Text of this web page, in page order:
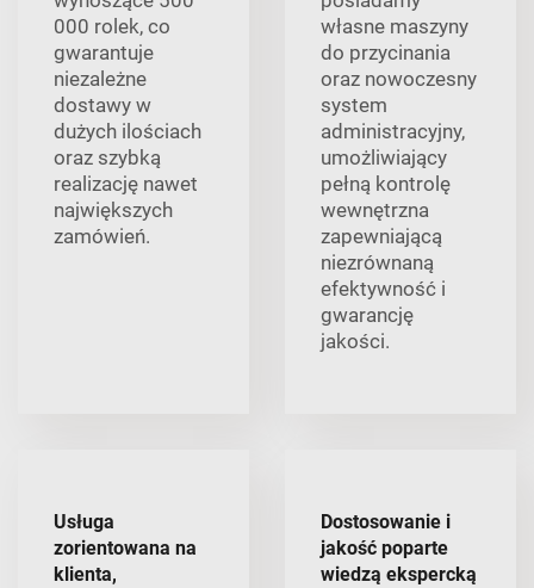
000 rolek, co
gwarantuje
niezależne
dostawy w
dużych ilościach
oraz szybką
realizację nawet
największych
zamówień.
własne maszyny
do przycinania
oraz nowoczesny
system
administracyjny,
umożliwiający
pełną kontrolę
wewnętrzna
zapewniającą
niezrównaną
efektywność i
gwarancję
jakości.
Usługa
zorientowana na
klienta,
Dostosowanie i
jakość poparte
wiedzą ekspercką